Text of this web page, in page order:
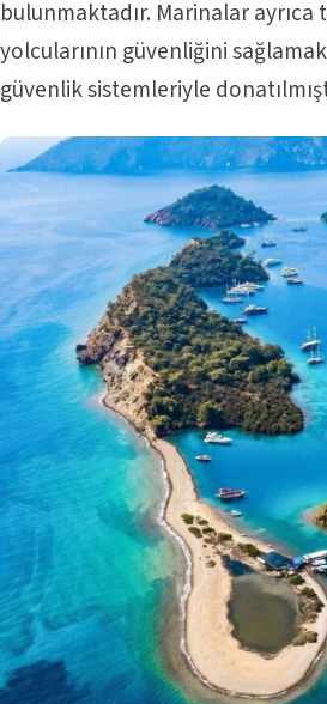
bulunmaktadır. Marinalar ayrıca
yolcularının güvenliğini
güvenlik sistemleriyle